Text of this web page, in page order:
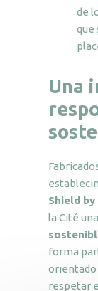
de
que
Una
Shield by
la Cité una
forma
orientado
respetar